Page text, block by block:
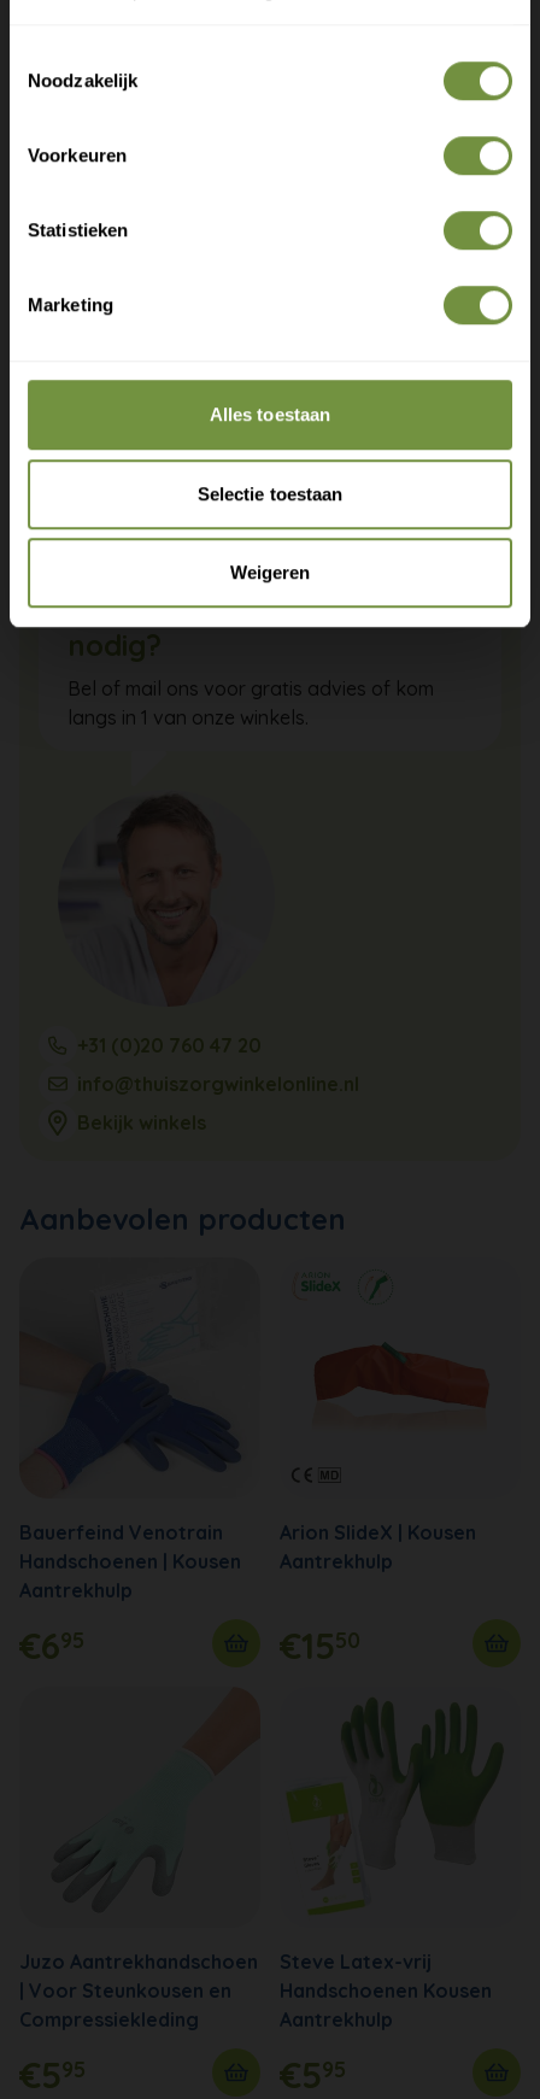
Noodzakelijk
Voorkeuren
Statistieken
Marketing
Alles toestaan
Selectie toestaan
Weigeren
Heeft u een vraag of advies
nodig?
Bel of mail ons voor gratis advies of kom
langs in 1 van onze winkels.
+31 (0)20 760 47 20
info@thuiszorgwinkelonline.nl
Bekijk winkels
Aanbevolen producten
Bauerfeind Venotrain
Handschoenen | Kousen
Aantrekhulp
€695
Arion SlideX | Kousen
Aantrekhulp
€1550
Juzo Aantrekhandschoen
| Voor Steunkousen en
Compressiekleding
€595
Steve Latex-vrij
Handschoenen Kousen
Aantrekhulp
€595
Deskundige tips over zorg en herstel